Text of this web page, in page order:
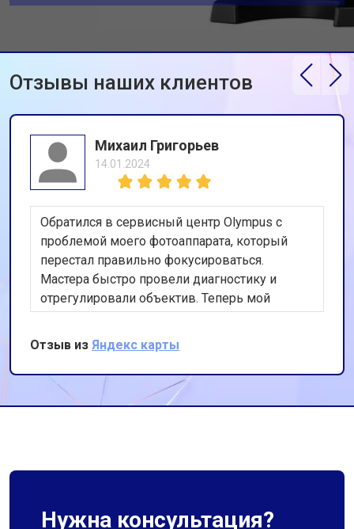
Отзывы наших клиентов
Михаил Григорьев
14.01.2024
Обратился в сервисный центр Olympus с
проблемой моего фотоаппарата, который
перестал правильно фокусироваться.
Мастера быстро провели диагностику и
отрегулировали объектив. Теперь мой
фотоаппарат работает идеально. Спасибо за
оперативность и качественную работу!
Отзыв из Яндекс карты
Нужна консультация?